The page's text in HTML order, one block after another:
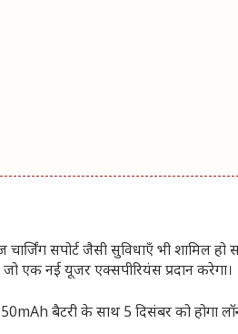
सपोर्ट जैसी सुविधाएँ भी शामिल
एक नई यूजर एक्सपीरियंस प्रदान करेगा।